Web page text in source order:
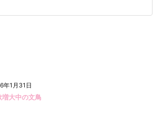
年1月31日
増大中の文鳥